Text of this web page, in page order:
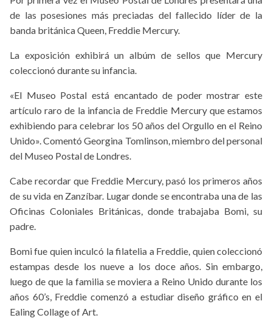
de las posesiones más preciadas del fallecido líder de la
banda británica Queen, Freddie Mercury.
La exposición exhibirá un albúm de sellos que Mercury
coleccionó durante su infancia.
«El Museo Postal está encantado de poder mostrar este
artículo raro de la infancia de Freddie Mercury que estamos
exhibiendo para celebrar los 50 años del Orgullo en el Reino
Unido». Comentó Georgina Tomlinson, miembro del personal
del Museo Postal de Londres.
Cabe recordar que Freddie Mercury, pasó los primeros años
de su vida en Zanzíbar. Lugar donde se encontraba una de las
Oficinas Coloniales Británicas, donde trabajaba Bomi, su
padre.
Bomi fue quien inculcó la filatelia a Freddie, quien coleccionó
estampas desde los nueve a los doce años. Sin embargo,
luego de que la familia se moviera a Reino Unido durante los
años 60’s, Freddie comenzó a estudiar diseño gráfico en el
Ealing Collage of Art.